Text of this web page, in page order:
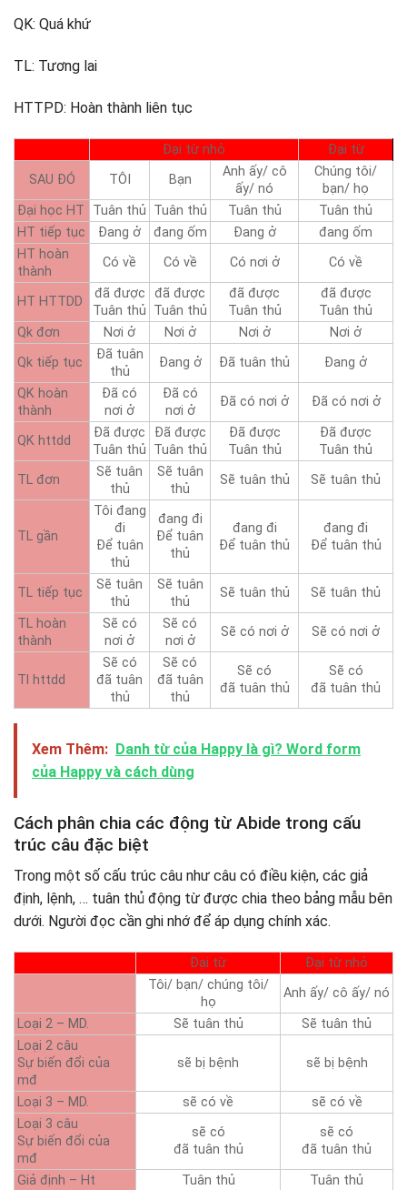
QK: Quá khứ
TL: Tương lai
HTTPD: Hoàn thành liên tục
Đại từ nhỏ
Đại từ
SAU ĐÓ
TÔI Bạn
Anh ấy/ cô
ấy/ nó
Chúng tôi/
bạn/ họ
Đại học HT
Tuân thủ Tuân thủ Tuân thủ
Tuân thủ
HT tiếp tục
Đang ở đang ốm Đang ở
đang ốm
HT hoàn
thành
Có về Có về Có nơi ở Có về
HT HTTDD
đã được
Tuân thủ
đã được
Tuân thủ
đã được
Tuân thủ
đã được
Tuân thủ
Qk đơn
Nơi ở Nơi ở Nơi ở
Nơi ở
Qk tiếp tục
Đã tuân
thủ
Đang ở Đã tuân thủ
Đang ở
QK hoàn
thành
Đã có
nơi ở
Đã có
nơi ở
Đã có nơi ở Đã có nơi ở
QK httdd
Đã được
Tuân thủ
Đã được
Tuân thủ
Đã được
Tuân thủ
Đã được
Tuân thủ
TL đơn
Sẽ tuân
thủ
Sẽ tuân
thủ
Sẽ tuân thủ Sẽ tuân thủ
TL gần
Tôi đang
đi
Để tuân
thủ
đang đi
Để tuân
thủ
đang đi
Để tuân thủ
đang đi
Để tuân thủ
TL tiếp tục
Sẽ tuân
thủ
Sẽ tuân
thủ
Sẽ tuân thủ
Sẽ tuân thủ
TL hoàn
thành
Sẽ có
nơi ở
Sẽ có
nơi ở
Sẽ có nơi ở Sẽ có nơi ở
Tl httdd
Sẽ có
đã tuân
thủ
Sẽ có
đã tuân
thủ
Sẽ có
đã tuân thủ
Sẽ có
đã tuân thủ
Xem Thêm: Danh từ của Happy là gì? Word form
của Happy và cách dùng
Cách phân chia các động từ Abide trong cấu
trúc câu đặc biệt
Trong một số cấu trúc câu như câu có điều kiện, các giả
định, lệnh, … tuân thủ động từ được chia theo bảng mẫu bên
dưới. Người đọc cần ghi nhớ để áp dụng chính xác.
Đại từ
Đại từ nhỏ
Tôi/ bạn/ chúng tôi/
họ
Anh ấy/ cô ấy/ nó
Loại 2 – MD.
Sẽ tuân thủ
Sẽ tuân thủ
Loại 2 câu
Sự biến đổi của
mđ
sẽ bị bệnh sẽ bị bệnh
Loại 3 – MD. sẽ có về
sẽ có về
Loại 3 câu
Sự biến đổi của
mđ
sẽ có
đã tuân thủ
sẽ có
đã tuân thủ
Giả định – Ht
Tuân thủ
Tuân thủ